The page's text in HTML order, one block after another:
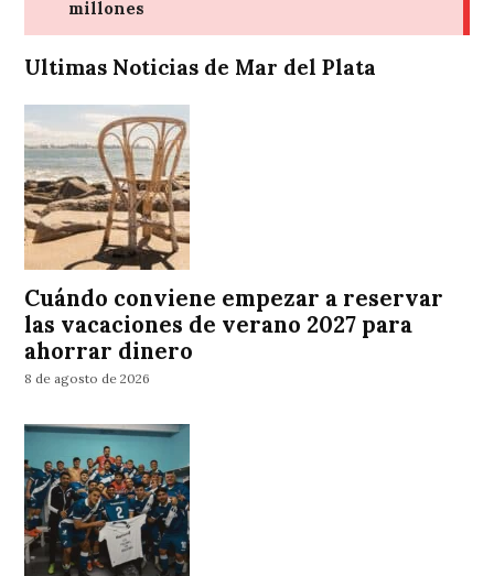
Ultimas Noticias de Mar del Plata
Cuándo conviene empezar a reservar
las vacaciones de verano 2027 para
ahorrar dinero
8 de agosto de 2026